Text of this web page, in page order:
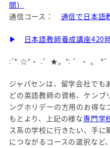
間）
通信コース： 通信で日本語
▶ 日本語教師養成講座420
:’* ☆°・ .゜★。°: ゜・ 。 *
ジャパセンは、留学会社で
どの英語教師の資格、ケンブ
ングホリデーの方用のお得な
もとより、上記の様な専門学
ス系の学校に行きたい、手
につながるコースの選択など